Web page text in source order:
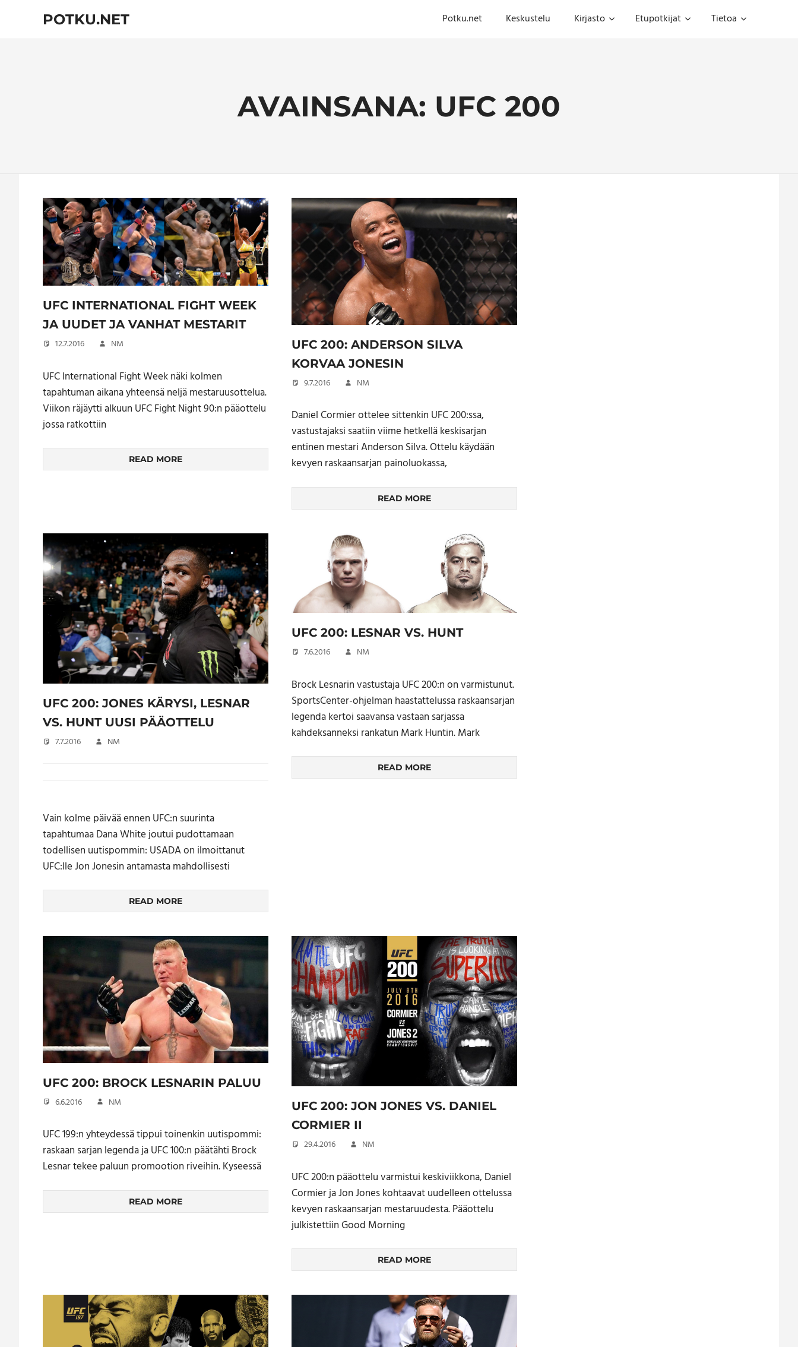
content
POTKU.NET
kamppailulajien
Potku.net Keskustelu Kirjasto Etupotkijat Tietoa
AVAINSANA: UFC 200
UFC INTERNATIONAL FIGHT WEEK
JA UUDET JA VANHAT MESTARIT
12.7.2016 NM
UFC International Fight Week näki kolmen
tapahtuman aikana yhteensä neljä mestaruusottelua.
Viikon räjäytti alkuun UFC Fight Night 90:n pääottelu
jossa ratkottiin
READ MORE
UFC 200: ANDERSON SILVA
KORVAA JONESIN
9.7.2016 NM
Daniel Cormier ottelee sittenkin UFC 200:ssa,
vastustajaksi saatiin viime hetkellä keskisarjan
entinen mestari Anderson Silva. Ottelu käydään
kevyen raskaansarjan painoluokassa,
READ MORE
UFC 200: JONES KÄRYSI, LESNAR
VS. HUNT UUSI PÄÄOTTELU
7.7.2016 NM
Vain kolme päivää ennen UFC:n suurinta
tapahtumaa Dana White joutui pudottamaan
todellisen uutispommin: USADA on ilmoittanut
UFC:lle Jon Jonesin antamasta mahdollisesti
READ MORE
UFC 200: LESNAR VS. HUNT
7.6.2016 NM
Brock Lesnarin vastustaja UFC 200:n on varmistunut.
SportsCenter-ohjelman haastattelussa raskaansarjan
legenda kertoi saavansa vastaan sarjassa
kahdeksanneksi rankatun Mark Huntin. Mark
READ MORE
UFC 200: BROCK LESNARIN PALUU
6.6.2016 NM
UFC 199:n yhteydessä tippui toinenkin uutispommi:
raskaan sarjan legenda ja UFC 100:n päätähti Brock
Lesnar tekee paluun promootion riveihin. Kyseessä
READ MORE
UFC 200: JON JONES VS. DANIEL
CORMIER II
29.4.2016 NM
UFC 200:n pääottelu varmistui keskiviikkona, Daniel
Cormier ja Jon Jones kohtaavat uudelleen ottelussa
kevyen raskaansarjan mestaruudesta. Pääottelu
julkistettiin Good Morning
READ MORE